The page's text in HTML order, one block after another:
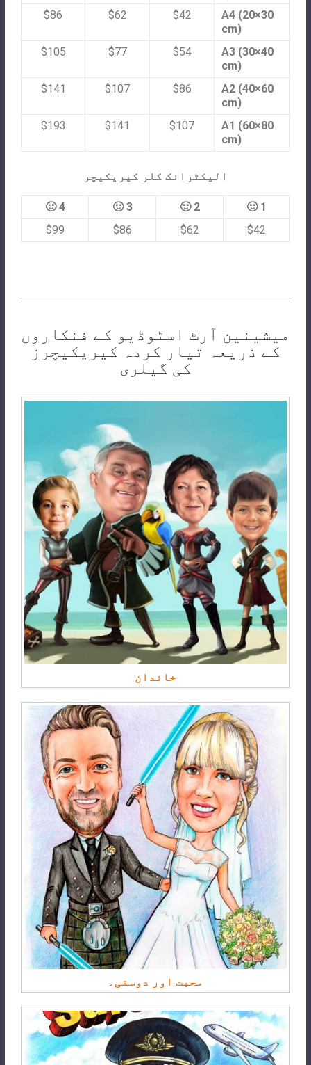
A4 (20×30
cm)
$42
$62
$86
A3 (30×40
cm)
$54
$77
$105
A2 (40×60
cm)
$86
$107
$141
A1 (60×80
cm)
$107
$141
$193
الیکٹرانک کلر کیریکیچر
1 🙂
2 🙂
3 🙂
4 🙂
$42
$62
$86
$99
میشینین آرٹ اسٹوڈیو کے فنکاروں
کے ذریعہ تیار کردہ کیریکیچرز
کی گیلری
خاندان
محبت اور دوستی۔